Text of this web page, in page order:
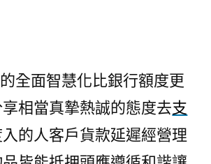
全面智慧化比銀行額度更
相當真摯熱誠的態度去支
的人客戶貨款延遲經營理